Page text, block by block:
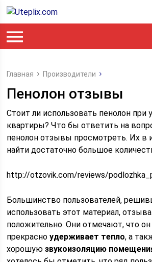
Главная Производители
Пенолон отзывы
Стоит ли использовать пенолон при
квартиры? Что бы ответить на
пенолон отзывы просмотреть. Их в
найти достаточно большое
http://otzovik.com/reviews/
Большинство пользователей,
использовать этот материал,
положительно. Они отмечают, что
прекрасноудерживает тепло, а
хорошуюзвукоизоляцию